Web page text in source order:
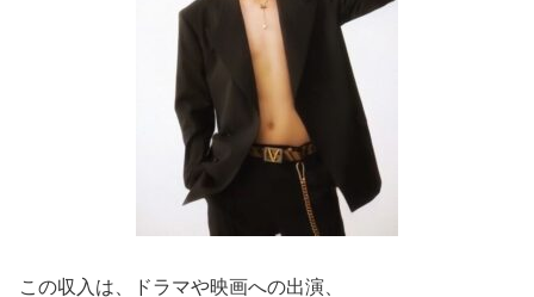
この収入は、ドラマや映画への出演、